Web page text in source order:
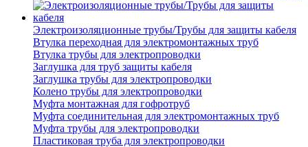
Электроизоляционные трубы/Трубы для защиты кабеля
Втулка переходная для электромонтажных труб
Втулка трубы для электропроводки
Заглушка для труб защиты кабеля
Заглушка трубы для электропроводки
Колено трубы для электропроводки
Муфта монтажная для гофротруб
Муфта соединительная для электромонтажных труб
Муфта трубы для электропроводки
Пластиковая труба для электропроводки